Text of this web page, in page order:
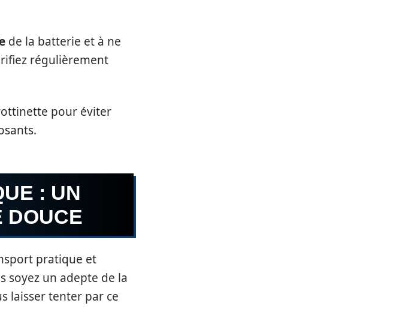
de la batterie et à ne
régulièrement
pour éviter
: UN
DOUCE
pratique et
soyez un adepte de la
laisser tenter par ce